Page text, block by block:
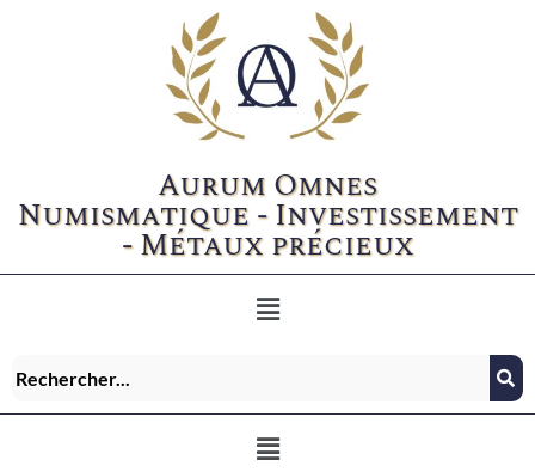
Aurum Omnes
Numismatique - Investissement
- Métaux précieux